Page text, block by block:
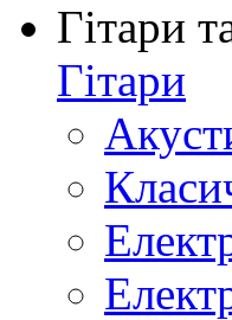
Гітари
Гітари